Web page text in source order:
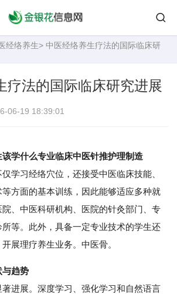
经络养生> 中医经络养生疗法的国际临床研
疗法的国际临床研究进展
06-19 18:39:01
学什么专业临床中医针推护理制造
习经络穴位，还接受中医临床技能、
方面的基本训练，因此能够适应多种就
、中医科研机构、医院的针灸部门、专
等。此外，具备一定专业技术的学生还
展理疗养生业务。中医骨。
与趋势
展。深度学习、强化学习和自然语言